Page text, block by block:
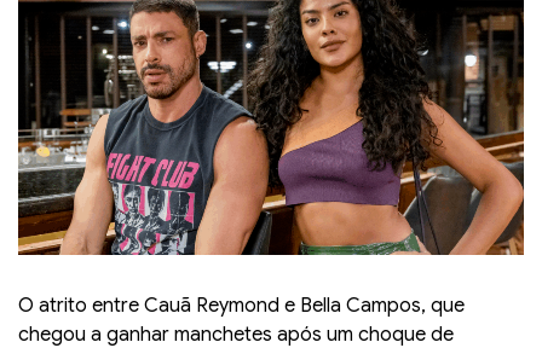
O atrito entre Cauã Reymond e Bella Campos, que
chegou a ganhar manchetes após um choque de